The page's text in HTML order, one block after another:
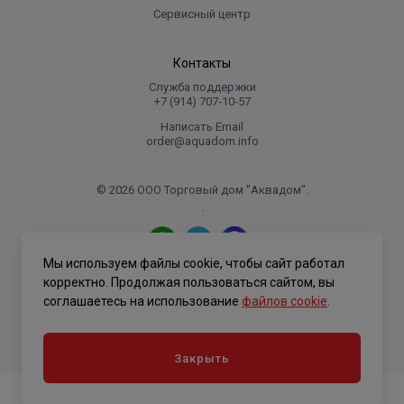
Сервисный центр
Контакты
Служба поддержки
+7 (914) 707‑10‑57
Написать Email
order@aquadom.info
© 2026 ООО Торговый дом "Аквадом".
.
Политика конфиденциальности
Мы используем файлы cookie, чтобы сайт работал
корректно. Продолжая пользоваться сайтом, вы
соглашаетесь на использование файлов cookie
Закрыть